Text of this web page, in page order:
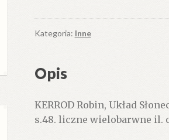
Kategoria: Inne
Opis
KERROD Robin, Układ
s.48. liczne wielobarwne il.